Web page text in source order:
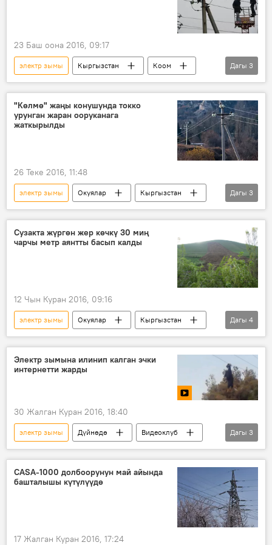
23 Баш оона 2016, 09:17
электр зымы Кыргызстан
Коом
Жаңылыктар
чыңалуу
"Түндүк Электр" ишканасы
Дагы 3
"Көлмө" жаңы конушунда токко
урунган жаран ооруканага
жаткырылды
26 Теке 2016, 11:48
электр зымы Окуялар
Кыргызстан
Жаңылыктар
кырсык
Дагы 3
Сузакта жүргөн жер көчкү 30 миң
чарчы метр аянтты басып калды
12 Чын Куран 2016, 09:16
электр зымы Окуялар
Кыргызстан
Жаңылыктар
Сузак району
Жер көчкү
Жалал-Абад облусунда жүргөн жер көчкү
Дагы 4
Электр зымына илинип калган эчки
интернетти жарды
30 Жалган Куран 2016, 18:40
электр зымы Дүйнөдө
Видеоклуб
Жаңылыктар
Греция эчки
Дагы 3
CASA-1000 долбоорунун май айында
башталышы күтүлүүдө
17 Жалган Куран 2016, 17:24